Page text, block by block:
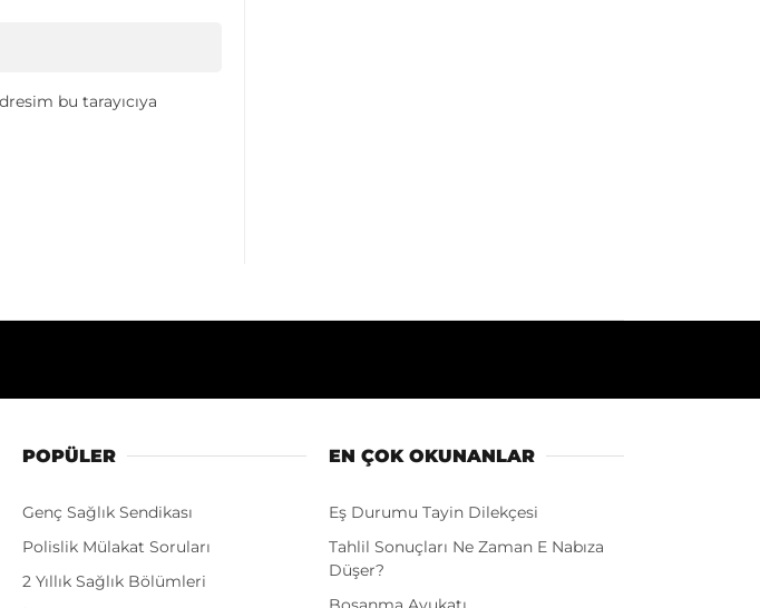
bu tarayıcıya
POPÜLER
Genç Sağlık Sendikası
Polislik Mülakat Soruları
2 Yıllık Sağlık Bölümleri
EN ÇOK OKUNANLAR
Eş Durumu Tayin Dilekçesi
Tahlil Sonuçları Ne Zaman E Nabıza
Düşer?